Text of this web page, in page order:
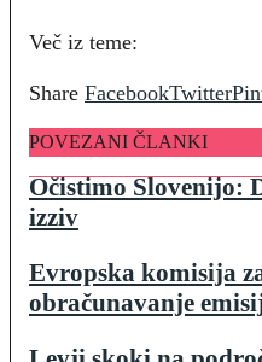
Več iz teme:
Share FacebookTwitter
POVEZANI ČLANKI
Očistimo Slovenijo:
izziv
Evropska komisija
obračunavanje